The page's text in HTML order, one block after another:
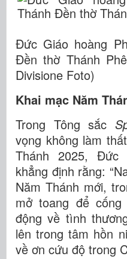
Đức Giáo hoàng
Đền thờ Thánh
Divisione Foto)
Khai mạc Năm
Trong Tông sắc
vọng không làm
Thánh 2025, Đức
khẳng định rằng:
Năm Thánh mới,
mở toang để cống
động về tình
lên trong tâm hồn
về ơn cứu độ trong